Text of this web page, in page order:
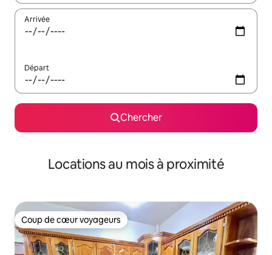
Arrivée
Départ
Chercher
Locations au mois à proximité
Coup de cœur voyageurs
Coup de cœur voyageurs